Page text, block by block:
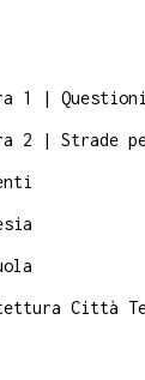
1 |
2 | Strade
Città